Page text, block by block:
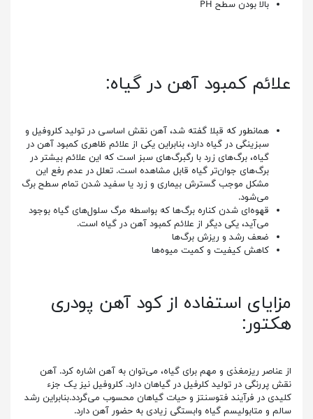
بالا بودن سطح PH
علائم کمبود آهن در گیاه:
همانطور که قبلا گفته شد، آهن نقش اساسی در تولید کلروفیل و
سبزینگی در گیاه دارد، بنابراین یکی از علائم ظاهری کمبود آهن در
گیاه، برگ‌های زرد با رگبرگ‌های سبز است که این علائم بیشتر در
برگ‌های جوان‌تر گیاه قابل مشاهده است. تعلل در عدم رفع این
مشکل موجب گسترش بیماری و زرد یا سفید شدن تمام سطح برگ
می‌شود.
قهوه‌ای شدن کناره برگ‌ها که بواسطه مرگ سلول‌های گیاه بوجود
می‌آید، یکی دیگر از علائم کمبود آهن در گیاه است.
ضعف رشد و ریزش برگ‌ها
کاهش کیفیت و کمیت میوه‌ها
مزایای استفاده از کود آهن پودری
هکتور:
از عناصر ریزمغذی و مهم برای گیاه، می‌توان به آهن اشاره کرد. آهن
نقش پررنگی در تولید کلرفیل در گیاهان دارد. کلروفیل نیز یک جزء
کلیدی در فرآیند فتوسنتز و حیات گیاهان محسوب می‌گردد.بنابراین رشد
سالم و متابولیسم گیاه وابستگی زیادی به حضور آهن دارد.